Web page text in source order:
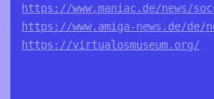
https://www.maniac.de/news/
https://www.amiga-news.de/de/
https://virtualosmuseum.org/